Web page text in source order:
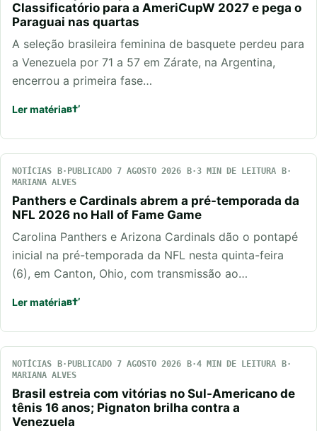
Classificatório para a AmeriCupW 2027 e pega o
Paraguai nas quartas
A seleção brasileira feminina de basquete perdeu para
a Venezuela por 71 a 57 em Zárate, na Argentina,
encerrou a primeira fase…
Ler matéria
NOTÍCIAS PUBLICADO 7 AGOSTO 2026
3 MIN DE LEITURA
MARIANA ALVES
Panthers e Cardinals abrem a pré-temporada da
NFL 2026 no Hall of Fame Game
Carolina Panthers e Arizona Cardinals dão o pontapé
inicial na pré-temporada da NFL nesta quinta-feira
(6), em Canton, Ohio, com transmissão ao…
Ler matéria
NOTÍCIAS PUBLICADO 7 AGOSTO 2026
4 MIN DE LEITURA
MARIANA ALVES
Brasil estreia com vitórias no Sul-Americano de
tênis 16 anos; Pignaton brilha contra a
Venezuela